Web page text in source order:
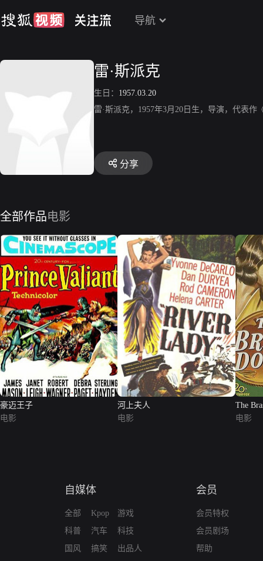
导航
雷·斯派克
生日： 1957.03.20
雷·斯派克，1957年3月20日生，导演，代表
分享
全部作品电影
豪迈王子
电影
河上夫人
电影
The
电影
自媒体
全部
科普
国风
Kpop
汽车
搞笑
游戏
科技
出品人
会员
会员特权
会员剧场
帮助